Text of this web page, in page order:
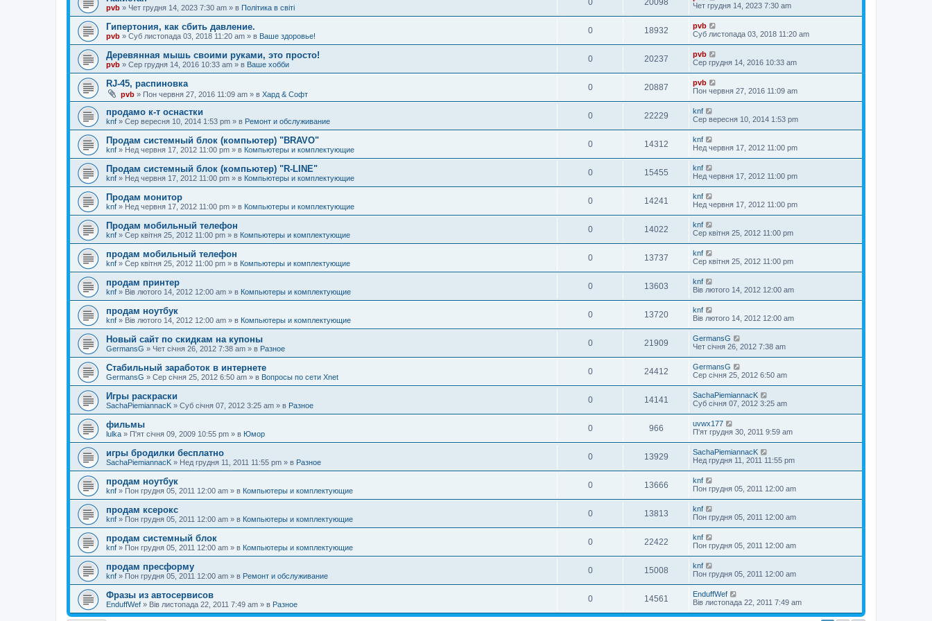
pvb » Чет грудня 14, 2023 7:30 am » в Політика в світі
0 20098
Чет грудня 14, 2023 7:30 am
Гипертония, как сбить давление.
pvb » Суб листопада 03, 2018 11:20 am » в Ваше здоровье!
0 18932
pvb
Суб листопада 03, 2018 11:20 am
Деревянная мышь своими руками, это просто!
pvb » Сер грудня 14, 2016 10:33 am » в Ваше хобби
0 20237
pvb
Сер грудня 14, 2016 10:33 am
RJ-45, распиновка
pvb » Пон червня 27, 2016 11:09 am » в Хард & Софт
0 20887
pvb
Пон червня 27, 2016 11:09 am
продамо к-т оснастки
knf » Сер вересня 10, 2014 1:53 pm » в Ремонт и обслуживание
0 22229
knf
Сер вересня 10, 2014 1:53 pm
Продам системный блок (компьютер) "BRAVO"
knf » Нед червня 17, 2012 11:00 pm » в Компьютеры и комплектующие
0 14312
knf
Нед червня 17, 2012 11:00 pm
Продам системный блок (компьютер) "R-LINE"
knf » Нед червня 17, 2012 11:00 pm » в Компьютеры и комплектующие
0 15455
knf
Нед червня 17, 2012 11:00 pm
Продам монитор
knf » Нед червня 17, 2012 11:00 pm » в Компьютеры и комплектующие
0 14241
knf
Нед червня 17, 2012 11:00 pm
Продам мобильный телефон
knf » Сер квітня 25, 2012 11:00 pm » в Компьютеры и комплектующие
0 14022
knf
Сер квітня 25, 2012 11:00 pm
продам мобильный телефон
knf » Сер квітня 25, 2012 11:00 pm » в Компьютеры и комплектующие
0 13737
knf
Сер квітня 25, 2012 11:00 pm
продам принтер
knf » Вів лютого 14, 2012 12:00 am » в Компьютеры и комплектующие
0 13603
knf
Вів лютого 14, 2012 12:00 am
продам ноутбук
knf » Вів лютого 14, 2012 12:00 am » в Компьютеры и комплектующие
0 13720
knf
Вів лютого 14, 2012 12:00 am
Новый сайт по скидкам на купоны
GermansG » Чет січня 26, 2012 7:38 am » в Разное
0 21909
GermansG
Чет січня 26, 2012 7:38 am
Стабильный заработок в интернете
GermansG » Сер січня 25, 2012 6:50 am » в Вопросы по сети Xnet
0 24412
GermansG
Сер січня 25, 2012 6:50 am
Игры раскраски
SachaPiemiannacK » Суб січня 07, 2012 3:25 am » в Разное
0 14141
SachaPiemiannacK
Суб січня 07, 2012 3:25 am
фильмы
lulka » П'ят січня 09, 2009 10:55 pm » в Юмор
0 966
uvwx177
П'ят грудня 30, 2011 9:59 am
игры бродилки бесплатно
SachaPiemiannacK » Нед грудня 11, 2011 11:55 pm » в Разное
0 13929
SachaPiemiannacK
Нед грудня 11, 2011 11:55 pm
продам ноутбук
knf » Пон грудня 05, 2011 12:00 am » в Компьютеры и комплектующие
0 13666
knf
Пон грудня 05, 2011 12:00 am
продам ксерокс
knf » Пон грудня 05, 2011 12:00 am » в Компьютеры и комплектующие
0 13813
knf
Пон грудня 05, 2011 12:00 am
продам системный блок
knf » Пон грудня 05, 2011 12:00 am » в Компьютеры и комплектующие
0 22422
knf
Пон грудня 05, 2011 12:00 am
продам пресформу
knf » Пон грудня 05, 2011 12:00 am » в Ремонт и обслуживание
0 15008
knf
Пон грудня 05, 2011 12:00 am
Фразы из автосервисов
EnduffWef » Вів листопада 22, 2011 7:49 am » в Разное
0 14561
EnduffWef
Вів листопада 22, 2011 7:49 am